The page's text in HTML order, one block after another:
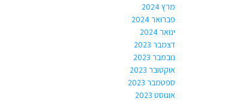
מרץ 2024
פברואר 2024
ינואר 2024
דצמבר 2023
נובמבר 2023
אוקטובר 2023
ספטמבר 2023
אוגוסט 2023